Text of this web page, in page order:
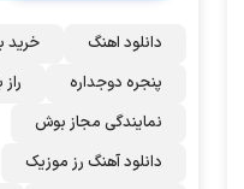
دانلود اهنگ
خرید
پنجره دوجداره
راز
نمایندگی مجاز بوش
دانلود آهنگ رز‌ موزیک